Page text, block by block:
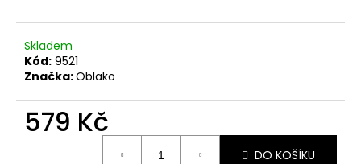
Skladem
Kód: 9521
Značka:Oblako
579 Kč
DO KOŠÍKU
č
u
e
e